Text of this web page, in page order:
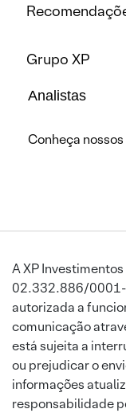
Grupo XP
Analistas
Conheça
A XP
02.332.886/0001-
autorizada a
comunicação
está sujeita a
ou prejudicar o
informações
responsabilidade